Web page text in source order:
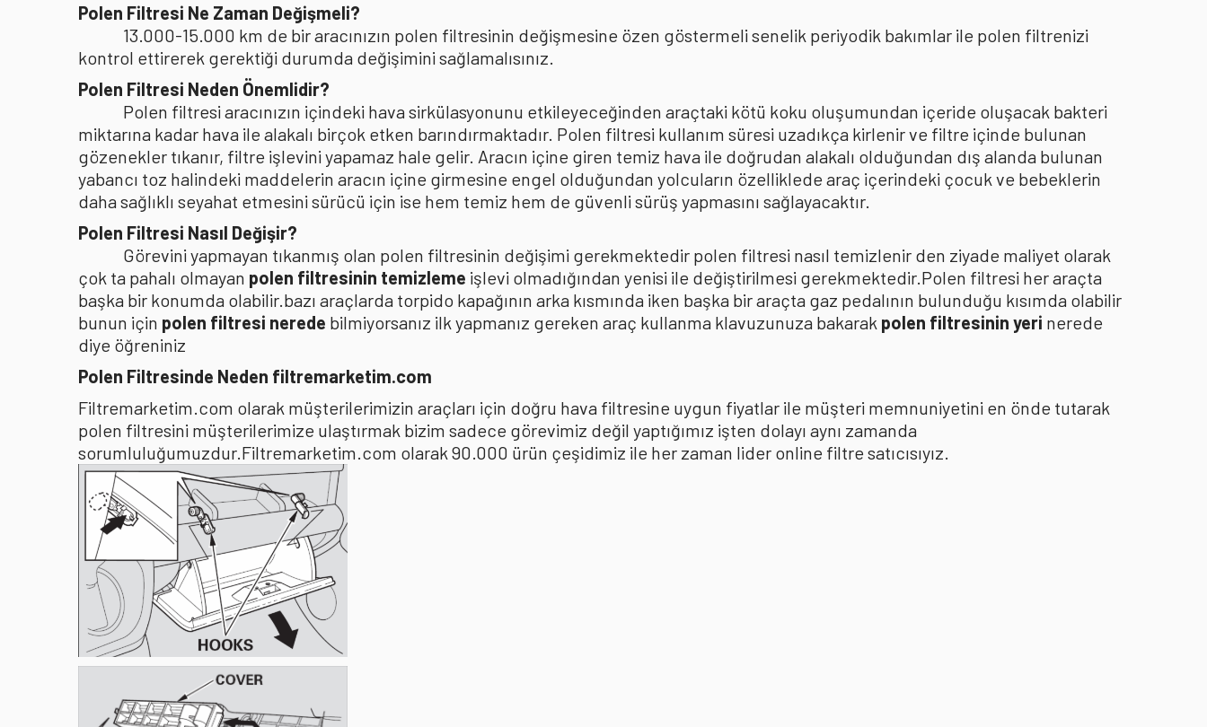
Polen Filtresi Ne Zaman Değişmeli?
13.000-15.000 km de bir aracınızın polen filtresinin değişmesine özen göstermeli senelik periyodik bakımlar ile polen filtrenizi
kontrol ettirerek gerektiği durumda değişimini sağlamalısınız.
Polen Filtresi Neden Önemlidir?
Polen filtresi aracınızın içindeki hava sirkülasyonunu etkileyeceğinden araçtaki kötü koku oluşumundan içeride oluşacak bakteri
miktarına kadar hava ile alakalı birçok etken barındırmaktadır. Polen filtresi kullanım süresi uzadıkça kirlenir ve filtre içinde bulunan
gözenekler tıkanır, filtre işlevini yapamaz hale gelir. Aracın içine giren temiz hava ile doğrudan alakalı olduğundan dış alanda bulunan
yabancı toz halindeki maddelerin aracın içine girmesine engel olduğundan yolcuların özelliklede araç içerindeki çocuk ve bebeklerin
daha sağlıklı seyahat etmesini sürücü için ise hem temiz hem de güvenli sürüş yapmasını sağlayacaktır.
Polen Filtresi Nasıl Değişir?
Görevini yapmayan tıkanmış olan polen filtresinin değişimi gerekmektedir polen filtresi nasıl temizlenir den ziyade maliyet olarak
çok ta pahalı olmayan polen filtresinin temizleme işlevi olmadığından yenisi ile değiştirilmesi gerekmektedir.Polen filtresi her araçta
başka bir konumda olabilir.bazı araçlarda torpido kapağının arka kısmında iken başka bir araçta gaz pedalının bulunduğu kısımda olabilir
bunun için polen filtresi nerede bilmiyorsanız ilk yapmanız gereken araç kullanma klavuzunuza bakarak polen filtresinin yeri nerede
diye öğreniniz
Polen Filtresinde Neden filtremarketim.com
Filtremarketim.com olarak müşterilerimizin araçları için doğru hava filtresine uygun fiyatlar ile müşteri memnuniyetini en önde tutarak
polen filtresini müşterilerimize ulaştırmak bizim sadece görevimiz değil yaptığımız işten dolayı aynı zamanda
sorumluluğumuzdur.Filtremarketim.com olarak 90.000 ürün çeşidimiz ile her zaman lider online filtre satıcısıyız.